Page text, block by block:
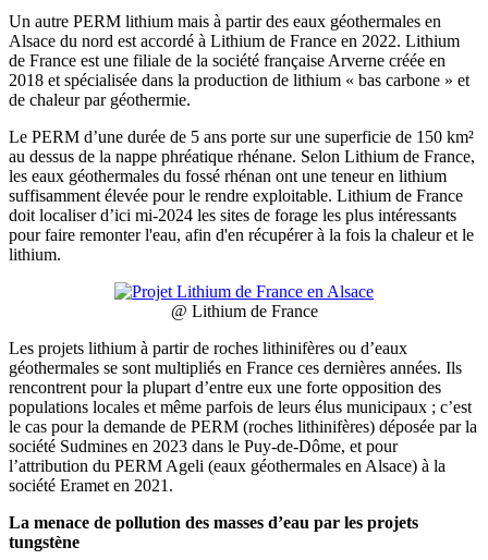
Un autre PERM lithium mais à partir des eaux géothermales en
Alsace du nord est accordé à Lithium de France en 2022. Lithium
de France est une filiale de la société française Arverne créée en
2018 et spécialisée dans la production de lithium « bas carbone » et
de chaleur par géothermie.
Le PERM d’une durée de 5 ans porte sur une superficie de 150 km²
au dessus de la nappe phréatique rhénane. Selon Lithium de France,
les eaux géothermales du fossé rhénan ont une teneur en lithium
suffisamment élevée pour le rendre exploitable. Lithium de France
doit localiser d’ici mi-2024 les sites de forage les plus intéressants
pour faire remonter l'eau, afin d'en récupérer à la fois la chaleur et le
lithium.
@ Lithium de France
Les projets lithium à partir de roches lithinifères ou d’eaux
géothermales se sont multipliés en France ces dernières années. Ils
rencontrent pour la plupart d’entre eux une forte opposition des
populations locales et même parfois de leurs élus municipaux ; c’est
le cas pour la demande de PERM (roches lithinifères) déposée par la
société Sudmines en 2023 dans le Puy-de-Dôme, et pour
l’attribution du PERM Ageli (eaux géothermales en Alsace) à la
société Eramet en 2021.
La menace de pollution des masses d’eau par les projets
tungstène